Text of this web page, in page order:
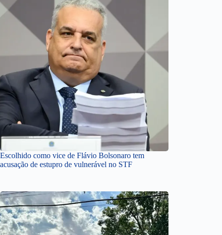
Escolhido como vice de Flávio Bolsonaro tem
acusação de estupro de vulnerável no STF